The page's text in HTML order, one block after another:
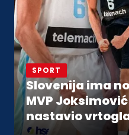
SPORT
Slovenija ima
MVP
nastavio